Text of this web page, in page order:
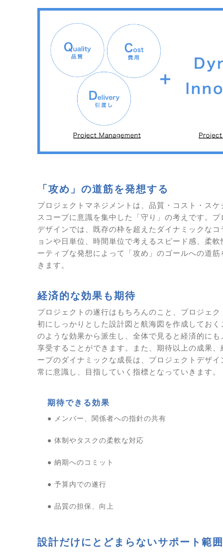
「攻め」の道筋を発想する
プロジェクトマネジメントは、品質・コスト・ス
スコープに意識を集中した「守り」の考えです。
デザインでは、既存の枠を超えたダイナミックな
ョンや日単位、時間単位で考えるスピード感、柔
ーティブな発想によって「攻め」のゴールへの道
きます。
経済的な効果も期待
プロジェクトの遂行はもちろんのこと、プロジェ
初にしっかりとした設計図と航海図を作成しておく
のような効果から派生し、全体で見ると経済的にも
享受することができます。また、期待以上の成果、
ープのダイナミックな成長は、プロジェクトデザ
常に意識し、目指していく指標となっていきます。
期待できる効果
● メンバー、関係者への指針の共有
● 体制やタスクの柔軟な対応
● 納期へのコミット
● 予算内での遂行
● 品質の担保、向上
設計だけにとどまらないサポート範囲